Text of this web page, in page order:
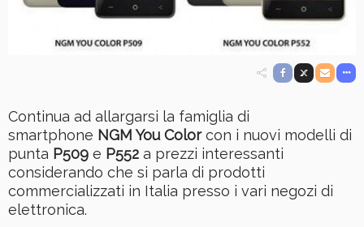
Continua ad allargarsi la famiglia di
smartphone NGM You Colorcon i nuovi modelli di
punta P509 e P552 a prezzi interessanti
considerando che si parla di prodotti
commercializzati in Italia presso i vari negozi di
elettronica.